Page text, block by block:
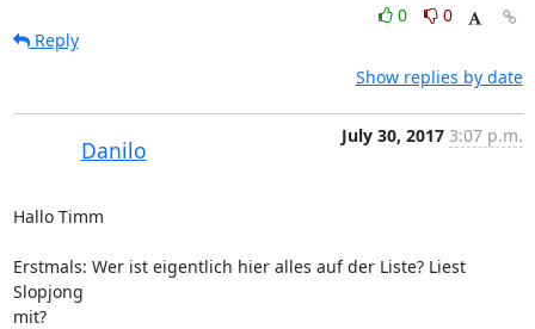
0
0
Reply
Show replies by date
Danilo
July 30, 2017 3:07 p.m.
Hallo Timm
Erstmals: Wer ist eigentlich hier alles auf der Liste? Liest
Slopjong
mit?